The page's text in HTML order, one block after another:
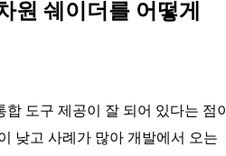
원 쉐이더를 어떻게
도구 제공이 잘 되어 있다는 점이
낮고 사례가 많아 개발에서 오는